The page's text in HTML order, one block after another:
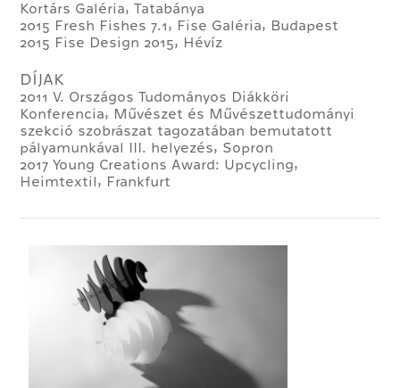
Kortárs Galéria, Tatabánya
2015 Fresh Fishes 7.1, Fise Galéria, Budapest
2015 Fise Design 2015, Hévíz
DÍJAK
2011 V. Országos Tudományos Diákköri
Konferencia, Művészet és Művészettudományi
szekció szobrászat tagozatában bemutatott
pályamunkával III. helyezés, Sopron
2017 Young Creations Award: Upcycling,
Heimtextil, Frankfurt